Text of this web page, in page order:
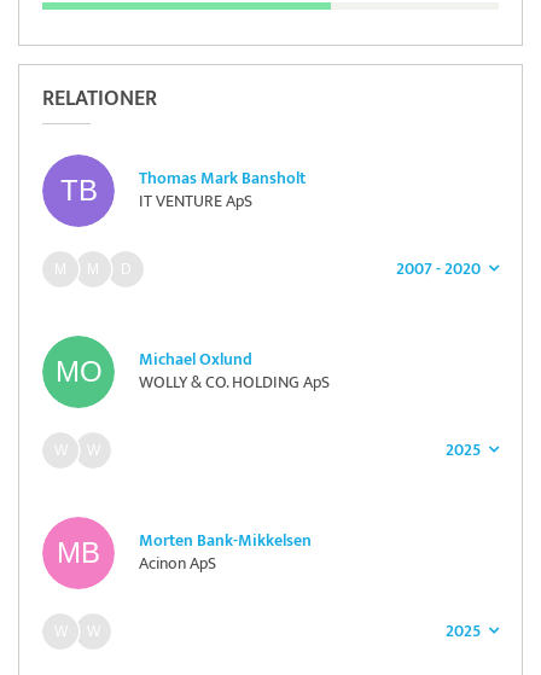
RELATIONER
Thomas Mark Bansholt
IT VENTURE ApS
2007 - 2020
Michael Oxlund
WOLLY & CO. HOLDING ApS
2025
Morten Bank-Mikkelsen
Acinon ApS
2025